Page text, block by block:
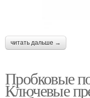
читать дальше →
Пробковые
Ключевые